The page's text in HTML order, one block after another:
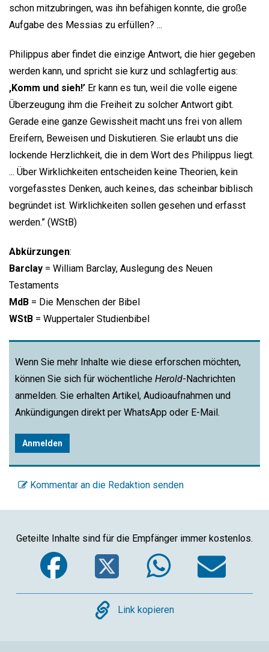
schon mitzubringen, was ihn befähigen konnte, die große
Aufgabe des Messias zu erfüllen? ...
Philippus aber findet die einzige Antwort, die hier gegeben
werden kann, und spricht sie kurz und schlagfertig aus:
,Komm und sieh!’ Er kann es tun, weil die volle eigene
Überzeugung ihm die Freiheit zu solcher Antwort gibt.
Gerade eine ganze Gewissheit macht uns frei von allem
Ereifern, Beweisen und Diskutieren. Sie erlaubt uns die
lockende Herzlichkeit, die in dem Wort des Philippus liegt.
... Über Wirklichkeiten entscheiden keine Theorien, kein
vorgefasstes Denken, auch keines, das scheinbar biblisch
begründet ist. Wirklichkeiten sollen gesehen und erfasst
werden.” (WStB)
Abkürzungen:
Barclay = William Barclay, Auslegung des Neuen
Testaments
MdB = Die Menschen der Bibel
WStB = Wuppertaler Studienbibel
Wenn Sie mehr Inhalte wie diese erforschen möchten,
können Sie sich für wöchentliche Herold-Nachrichten
anmelden. Sie erhalten Artikel, Audioaufnahmen und
Ankündigungen direkt per WhatsApp oder E-Mail.
Anmelden
Kommentar an die Redaktion senden
Geteilte Inhalte sind für die Empfänger immer kostenlos.
Facebook
Twitter
Copy
Link kopieren